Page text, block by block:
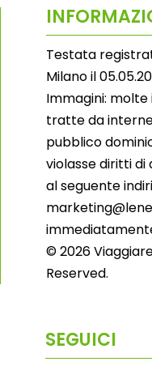
Testata
Milano il
Immagini:
tratte da
pubblico
violasse diritti
al seguente
© 2026
Reserved.
SEGUICI